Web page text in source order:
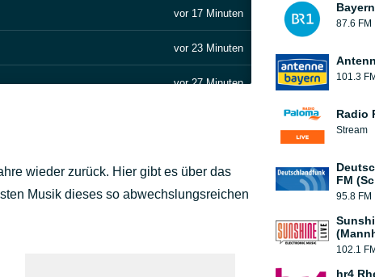
vor 17 Minuten
vor 23 Minuten
vor 27 Minuten
vor 43 Minuten
wieder zurück. Hier gibt es über das
Musik dieses so abwechslungsreichen
87.6 FM
101.3 FM
Radio
Stream
FM
95.8 FM
102.1 FM
hr4